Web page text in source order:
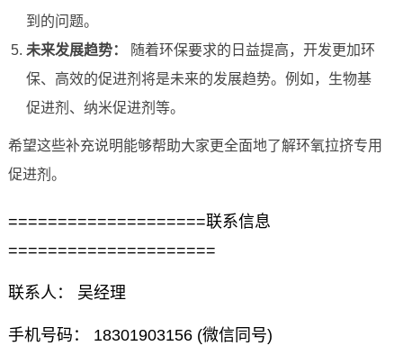
到的问题。
未来发展趋势：
随着环保要求的日益提高，开发更加环
保、高效的促进剂将是未来的发展趋势。例如，生物基
促进剂、纳米促进剂等。
希望这些补充说明能够帮助大家更全面地了解环氧拉挤专用
促进剂。
====================联系信息
=====================
联系人： 吴经理
手机号码： 18301903156 (微信同号)